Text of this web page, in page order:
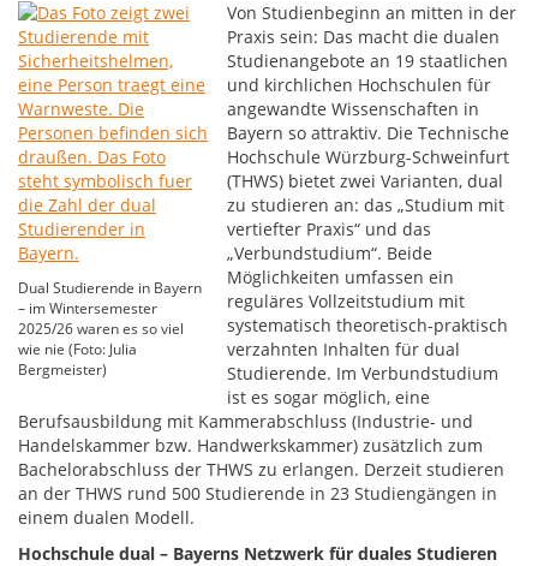
Dual Studierende in Bayern
– im Wintersemester
2025/26 waren es so viel
wie nie (Foto: Julia
Bergmeister)
Von Studienbeginn an mitten in der
Praxis sein: Das macht die dualen
Studienangebote an 19 staatlichen
und kirchlichen Hochschulen für
angewandte Wissenschaften in
Bayern so attraktiv. Die Technische
Hochschule Würzburg-Schweinfurt
(THWS) bietet zwei Varianten, dual
zu studieren an: das „Studium mit
vertiefter Praxis“ und das
„Verbundstudium“. Beide
Möglichkeiten umfassen ein
reguläres Vollzeitstudium mit
systematisch theoretisch-praktisch
verzahnten Inhalten für dual
Studierende. Im Verbundstudium
ist es sogar möglich, eine
Berufsausbildung mit Kammerabschluss (Industrie- und
Handelskammer bzw. Handwerkskammer) zusätzlich zum
Bachelorabschluss der THWS zu erlangen. Derzeit studieren
an der THWS rund 500 Studierende in 23 Studiengängen in
einem dualen Modell.
Hochschule dual – Bayerns Netzwerk für duales Studieren